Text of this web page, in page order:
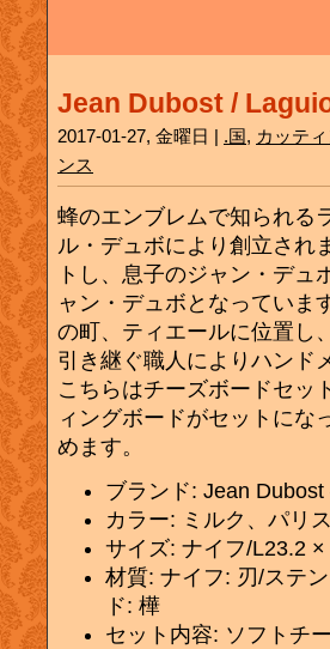
Jean Dubost /
2017-01-27, 金曜日 | .国, カッテ
ンス
蜂のエンブレムで知られる
ル・デュボにより創立され
トし、息子のジャン・デ
ャン・デュボとなっていま
の町、ティエールに位置し
引き継ぐ職人によりハンド
こちらはチーズボードセッ
ィングボードがセットにな
めます。
ブランド: Jean
カラー: ミルク、パリ
サイズ: ナイフ/L23.2 ×
材質: ナイフ: 刃/ステ
ド: 樺
セット内容: ソフトチ